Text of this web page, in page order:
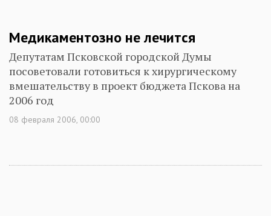
Медикаментозно не лечится
Депутатам Псковской городской Думы
посоветовали готовиться к хирургическому
вмешательству в проект бюджета Пскова на
2006 год
08 февраля 2006, 00:00